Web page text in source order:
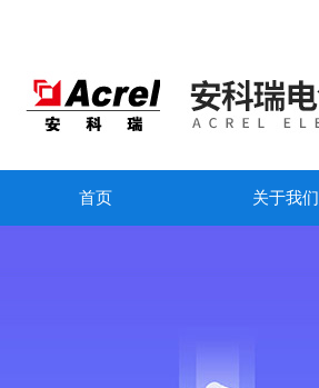
首页 关于我们